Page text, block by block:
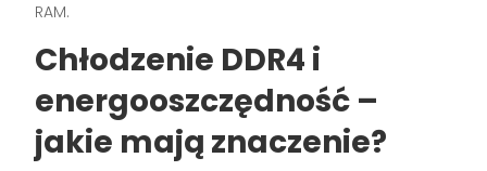
RAM.
Chłodzenie DDR4 i
energooszczędność –
jakie mają znaczenie?